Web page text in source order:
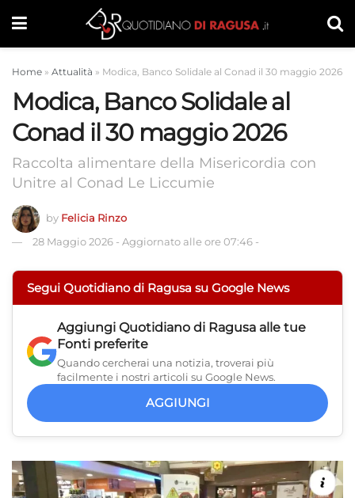
Home » Attualità » Modica, Banco Solidale al Conad il 30 maggio 2026
Modica, Banco Solidale al
Conad il 30 maggio 2026
Raccolta alimentare della Misericordia con
Unitre al Conad Le Liccumie
by Felicia Rinzo
28 Maggio 2026 - Aggiornato alle ore 07:46 -
Segui Quotidiano di Ragusa su Google News
Aggiungi Quotidiano di Ragusa alle tue
Fonti preferite
Quando cercherai una notizia, troverai più
facilmente i nostri articoli su Google News.
AGGIUNGI